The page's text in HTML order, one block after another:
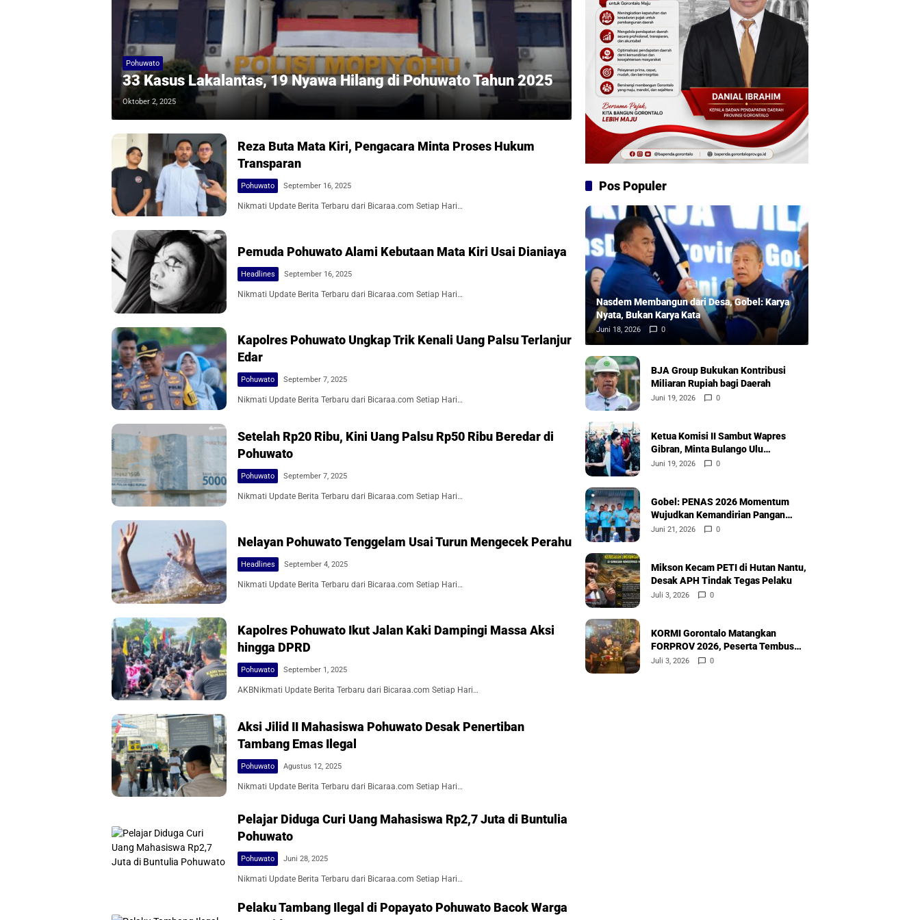
Pohuwato
33 Kasus Lakalantas, 19 Nyawa Hilang di Pohuwato Tahun 2025
Oktober 2, 2025
Reza Buta Mata Kiri, Pengacara Minta Proses Hukum
Transparan
Pohuwato September 16, 2025
Nikmati Update Berita Terbaru dari Bicaraa.com Setiap Hari…
Pemuda Pohuwato Alami Kebutaan Mata Kiri Usai Dianiaya
Headlines September 16, 2025
Nikmati Update Berita Terbaru dari Bicaraa.com Setiap Hari…
Kapolres Pohuwato Ungkap Trik Kenali Uang Palsu Terlanjur
Edar
Pohuwato September 7, 2025
Nikmati Update Berita Terbaru dari Bicaraa.com Setiap Hari…
Setelah Rp20 Ribu, Kini Uang Palsu Rp50 Ribu Beredar di
Pohuwato
Pohuwato September 7, 2025
Nikmati Update Berita Terbaru dari Bicaraa.com Setiap Hari…
Nelayan Pohuwato Tenggelam Usai Turun Mengecek Perahu
Headlines September 4, 2025
Nikmati Update Berita Terbaru dari Bicaraa.com Setiap Hari…
Kapolres Pohuwato Ikut Jalan Kaki Dampingi Massa Aksi
hingga DPRD
Pohuwato September 1, 2025
AKBNikmati Update Berita Terbaru dari Bicaraa.com Setiap Hari…
Aksi Jilid II Mahasiswa Pohuwato Desak Penertiban
Tambang Emas Ilegal
Pohuwato Agustus 12, 2025
Nikmati Update Berita Terbaru dari Bicaraa.com Setiap Hari…
Pelajar Diduga Curi Uang Mahasiswa Rp2,7 Juta di Buntulia
Pohuwato
Pohuwato Juni 28, 2025
Nikmati Update Berita Terbaru dari Bicaraa.com Setiap Hari…
Pelaku Tambang Ilegal di Popayato Pohuwato Bacok Warga
Pos Populer
Nasdem Membangun dari Desa, Gobel: Karya
Nyata, Bukan Karya Kata
Juni 18, 2026 0
BJA Group Bukukan Kontribusi
Miliaran Rupiah bagi Daerah
Juni 19, 2026 0
Ketua Komisi II Sambut Wapres
Gibran, Minta Bulango Ulu
Diprioritaskan
Juni 19, 2026 0
Gobel: PENAS 2026 Momentum
Wujudkan Kemandirian Pangan
Nasional
Juni 21, 2026 0
Mikson Kecam PETI di Hutan Nantu,
Desak APH Tindak Tegas Pelaku
Juli 3, 2026 0
KORMI Gorontalo Matangkan
FORPROV 2026, Peserta Tembus
600
Juli 3, 2026 0